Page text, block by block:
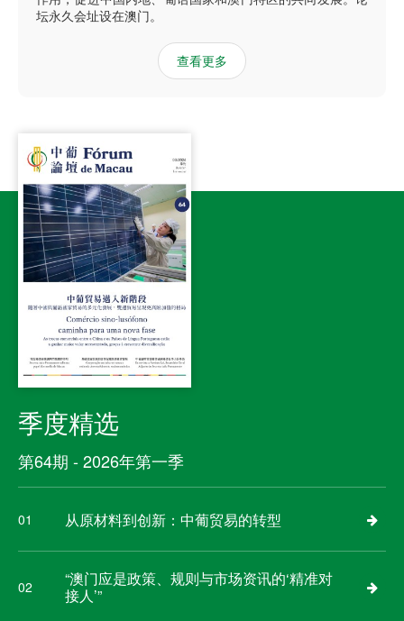
坛永久会址设在澳门。
查看更多
季度精选
第64期 - 2026年第一季
01 从原材料到创新：中葡贸易的转型
02
“澳门应是政策、规则与市场资讯的‘精准对
接人’”